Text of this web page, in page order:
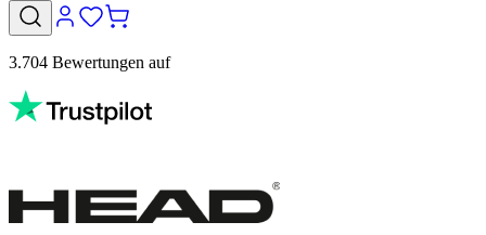
3.704 Bewertungen auf